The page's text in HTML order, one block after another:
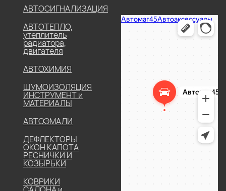
АВТОСИГНАЛИЗАЦИЯ
АВТОТЕПЛО,
утеплитель
радиатора,
двигателя
АВТОХИМИЯ
ШУМОИЗОЛЯЦИЯ
ИНСТРУМЕНТ и
МАТЕРИАЛЫ
АВТОЭМАЛИ
ДЕФЛЕКТОРЫ
ОКОН КАПОТА
РЕСНИЧКИ И
КОЗЫРЬКИ
КОВРИКИ